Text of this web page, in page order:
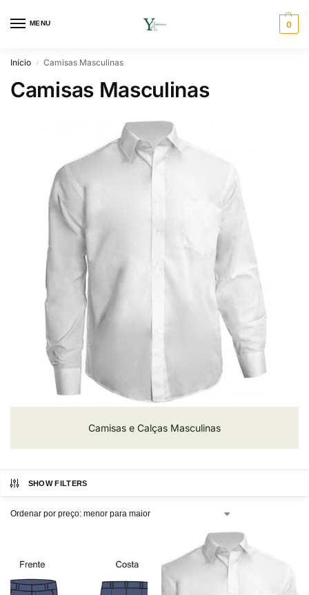
MENU 0
Início / Camisas Masculinas
Camisas Masculinas
Camisas e Calças Masculinas
SHOW FILTERS